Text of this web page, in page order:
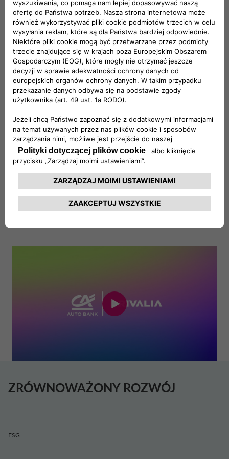
ZRÓWNOWAŻONY ROZWÓJ
ESG
Tygodnia Różnorodności 2024,
przeprowadziliśmy wywiady z
niektórymi z naszych kolegów,
którzy zajmują się kwestiami
takimi jak integracja, równość
płci i międzynarodowość,
podając przykłady z życia wzięte.
CA Auto Bank i DRIVALIA, od dawna zaangażowane w
umożliwianie i udostępnianie mobilności przyszłości oraz
wykorzystywanie talentów ludzi, którzy są jej częścią,
publikują film z 5 wywiadami mającymi na celu
zilustrowanie możliwości oferowanych przez dużą
międzynarodową Grupę.